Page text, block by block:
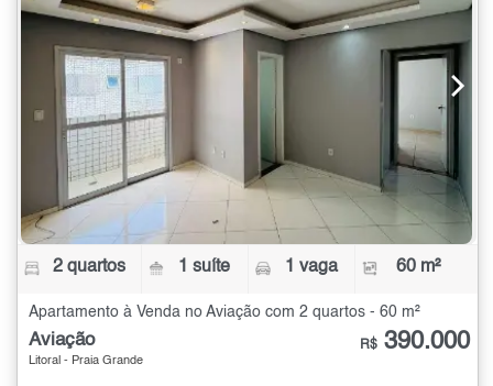
2 quartos 1 suíte 1 vaga 60 m²
Apartamento à Venda no Aviação com 2 quartos - 60 m²
Aviação
Litoral - Praia Grande
R$ 390.000